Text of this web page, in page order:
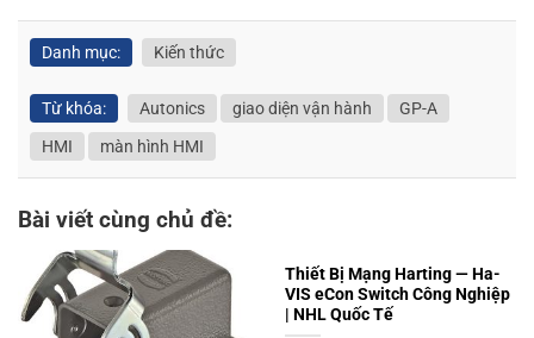
Danh mục: Kiến thức
Từ khóa: Autonics giao diện vận hành
GP-A
HMI
màn hình HMI
Bài viết cùng chủ đề:
Thiết Bị Mạng Harting — Ha-
VIS eCon Switch Công Nghiệp
| NHL Quốc Tế